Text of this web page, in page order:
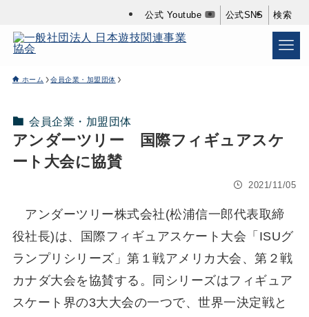
公式 Youtube 公式SNS 検索
ホーム 会員企業・加盟団体
会員企業・加盟団体
アンダーツリー 国際フィギュアスケ
ート大会に協賛
2021/11/05
アンダーツリー株式会社(松浦信一郎代表取締
役社長)は、国際フィギュアスケート大会「ISUグ
ランプリシリーズ」第１戦アメリカ大会、第２戦
カナダ大会を協賛する。同シリーズはフィギュア
スケート界の3大大会の一つで、世界一決定戦と